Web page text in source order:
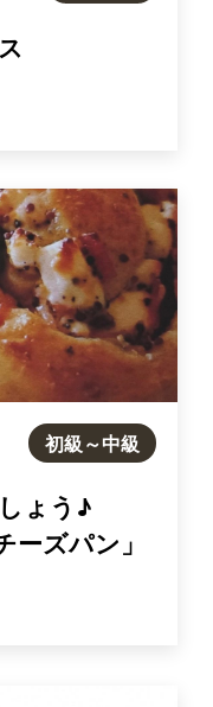
初級～中級
ょう♪
ーズパン」